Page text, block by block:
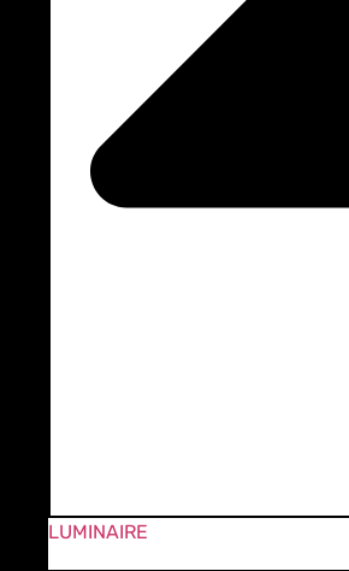
LUMINAIRE